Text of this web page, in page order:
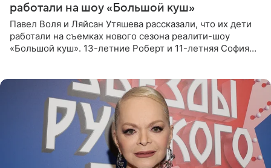
работали на шоу «Большой куш»
Павел Воля и Ляйсан Утяшева рассказали, что их дети
работали на съемках нового сезона реалити-шоу
«Большой куш». 13-летние Роберт и 11-летняя София